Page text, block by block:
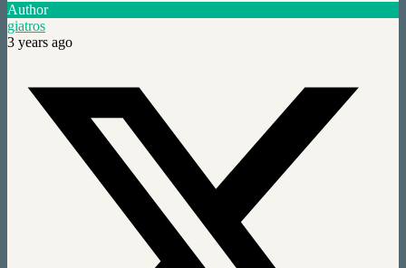
Author
giatros
3 years ago